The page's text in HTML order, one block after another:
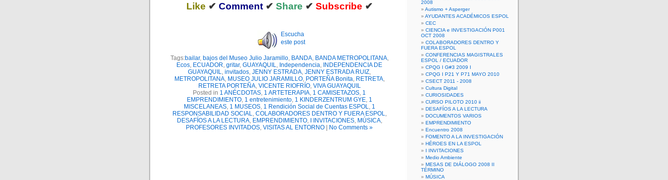
Like ✔ Comment✔ Share ✔ Subscribe ✔
Escucha
este post
Tags:bailar, bajos del Museo Julio Jaramillo, BANDA, BANDA METROPOLITANA,
Ecos, ECUADOR, gritar, GUAYAQUIL, Independencia, INDEPENDENCIA DE
GUAYAQUIL, invitados, JENNY ESTRADA, JENNY ESTRADA RUIZ,
METROPOLITANA, MUSEO JULIO JARAMILLO, PORTEÑA Bonita, RETRETA,
RETRETA PORTEÑA, VICENTE RIOFRÍO, VIVA GUAYAQUIL
Posted in 1 ANÉCDOTAS, 1 ARTETERAPIA, 1 CAMISETAZOS, 1
EMPRENDIMIENTO, 1 entretenimiento, 1 KINDERZENTRUM GYE, 1
MISCELANEAS, 1 MUSEOS, 1 Rendición Social de Cuentas ESPOL, 1
RESPONSABILIDAD SOCIAL, COLABORADORES DENTRO Y FUERA ESPOL,
DESAFÍOS A LA LECTURA, EMPRENDIMIENTO, I INVITACIONES, MÚSICA,
PROFESORES INVITADOS, VISITAS AL ENTORNO No Comments »
2008
Autismo + Asperger
AYUDANTES ACADÉMICOS ESPOL
CEC
CIENCIA e INVESTIGACIÓN P001
OCT 2008
COLABORADORES DENTRO Y
FUERA ESPOL
CONFERENCIAS MAGISTRALES
ESPOL / ECUADOR
CPQG I G#3 2009 I
CPQG I P21 Y P71 MAYO 2010
CSECT 2011 - 2008
Cultura Digital
CURIOSIDADES
CURSO PILOTO 2010 ii
DESAFÍOS A LA LECTURA
DOCUMENTOS VARIOS
EMPRENDIMIENTO
Encuentro 2008
FOMENTO A LA INVESTIGACIÓN
HÉROES EN LA ESPOL
I INVITACIONES
Medio Ambiente
MESAS DE DIÁLOGO 2008 II
TÉRMINO
MÚSICA